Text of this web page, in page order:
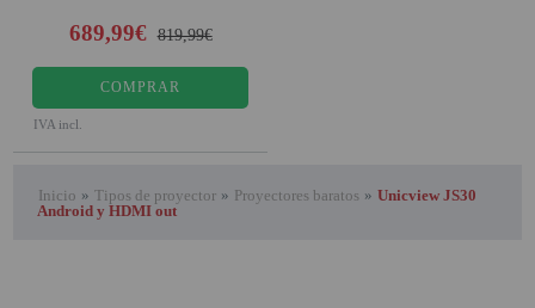
689,99€ 819,99€
COMPRAR
IVA incl.
Inicio » Tipos de proyector » Proyectores baratos » Unicview JS30
Android y HDMI out